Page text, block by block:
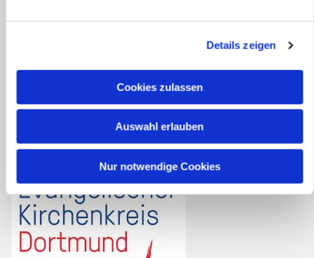
Details zeigen
Cookies zulassen
Auswahl erlauben
Nur notwendige Cookies
Kirchengemeinden:
Scharnhorst